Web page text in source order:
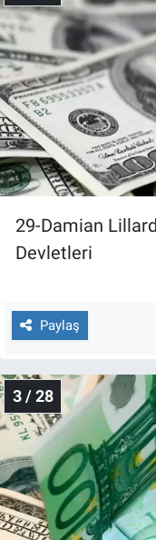
29-Damian
Devletleri
Paylaş
3 / 28
Nedir
Popüler
Programlar
Sağlık
Spor
Teknoloji
Türkiye'nin
Yerel Gündem
Yerel Yaşam
Canlı Yayın